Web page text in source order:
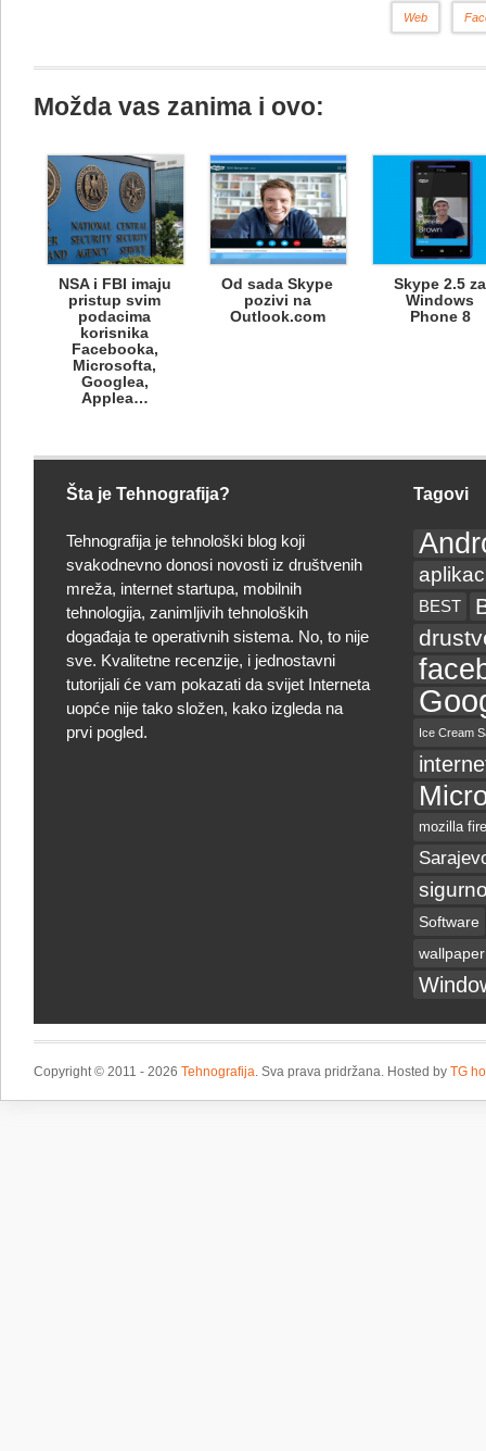
Web
Možda vas zanima i ovo:
NSA i FBI imaju
pristup svim
podacima
korisnika
Facebooka,
Microsofta,
Googlea,
Applea…
Od sada Skype
pozivi na
Outlook.com
Skype 2.5 za
Windows
Phone 8
Šta je Tehnografija?
Tehnografija je tehnološki blog koji
svakodnevno donosi novosti iz društvenih
mreža, internet startupa, mobilnih
tehnologija, zanimljivih tehnoloških
događaja te operativnih sistema. No, to nije
sve. Kvalitetne recenzije, i jednostavni
tutorijali će vam pokazati da svijet Interneta
uopće nije tako složen, kako izgleda na
prvi pogled.
Tagovi
BEST
Ice Cream
mozilla
Software
wallpaper
Copyright © 2011 - 2026 Tehnografija. Sva prava pridržana. Hosted by TG